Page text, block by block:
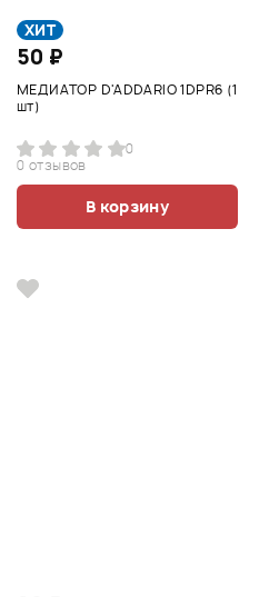
ХИТ
50 ₽
МЕДИАТОР D'ADDARIO 1DPR6 (1
шт)
0
0 отзывов
В корзину